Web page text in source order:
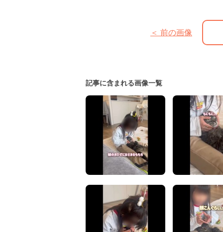
＜ 前の画像
記事に含まれる画像一覧